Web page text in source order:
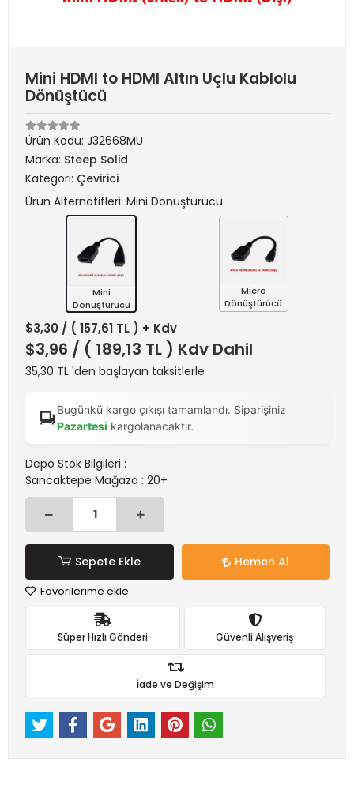
Mini HDMI to HDMI Altın Uçlu Kablolu
Dönüştücü
Ürün Kodu: J32668MU
Marka: Steep Solid
Kategori: Çevirici
Ürün Alternatifleri: Mini Dönüştürücü
Mini
Dönüştürücü
Micro
Dönüştürücü
$3,30 / ( 157,61 TL ) + Kdv
$3,96 / ( 189,13 TL ) Kdv Dahil
35,30 TL 'den başlayan taksitlerle
Bugünkü kargo çıkışı tamamlandı. Siparişiniz
Pazartesi kargolanacaktır.
Depo Stok Bilgileri :
Sancaktepe Mağaza : 20+
Sepete Ekle Hemen Al
Favorilerime ekle
Süper Hızlı Gönderi Güvenli Alışveriş
İade ve Değişim